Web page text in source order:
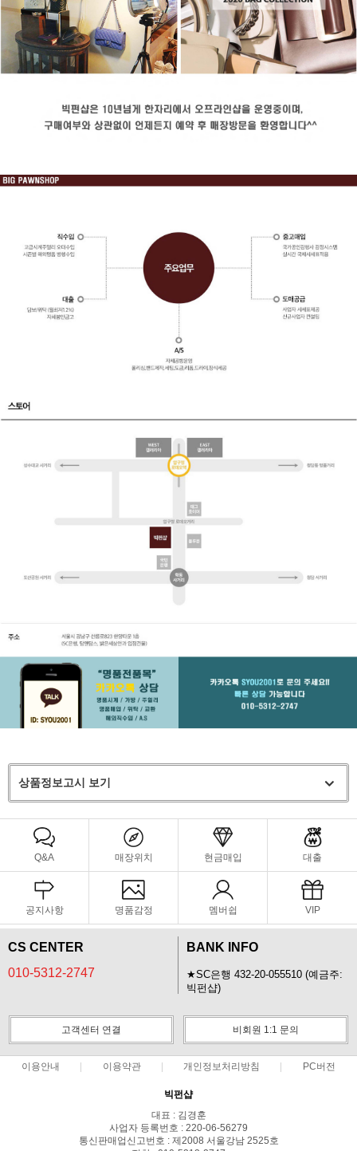
상품정보고시 보기
Q&A 매장위치 현금매입 대출
공지사항 명품감정 멤버쉽 VIP
CS CENTER
010-5312-2747
BANK INFO
★SC은행 432-20-055510 (예금주:
빅펀샵)
고객센터 연결 비회원 1:1 문의
이용안내 이용약관 개인정보처리방침 PC버전
빅펀샵
대표 : 김경훈
사업자 등록번호 : 220-06-56279
통신판매업신고번호 : 제2008 서울강남 2525호